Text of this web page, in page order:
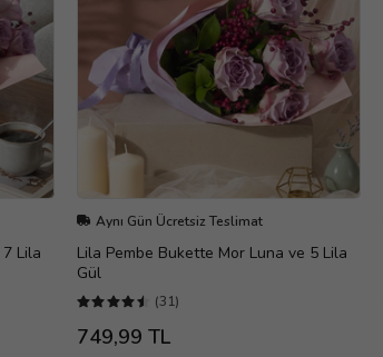
Lila
Aynı Gün Ücretsiz Teslimat
Lila Pembe Bukette Mor Luna ve 5 Lila
Gül
(31)
749,99 TL